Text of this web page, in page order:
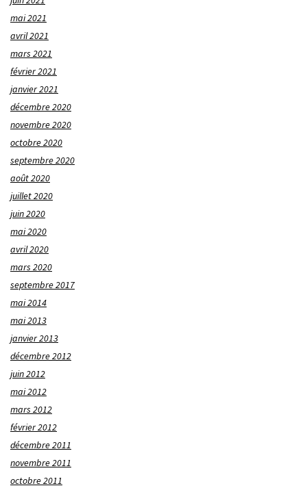
mai 2021
avril 2021
mars 2021
février 2021
janvier 2021
décembre 2020
novembre 2020
octobre 2020
septembre 2020
août 2020
juillet 2020
juin 2020
mai 2020
avril 2020
mars 2020
septembre 2017
mai 2014
mai 2013
janvier 2013
décembre 2012
juin 2012
mai 2012
mars 2012
février 2012
décembre 2011
novembre 2011
octobre 2011